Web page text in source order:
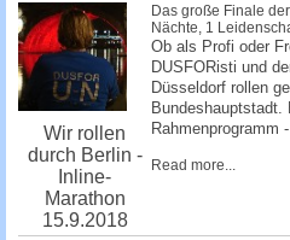
Wir rollen
durch Berlin -
Inline-
Marathon
15.9.2018
Das große Finale
Nächte, 1
Ob als Profi oder
DUSFORisti und
Düsseldorf rollen
Rahmenprogramm
Read more...